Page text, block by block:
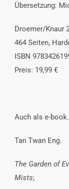
Übersetzung:
Droemer/Knaur
464 Seiten,
ISBN
Preis: 19,99 €
Auch als e-book.
Tan Twan Eng.
The Garden of
Mists;